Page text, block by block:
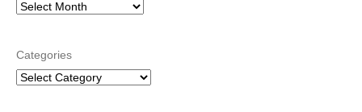
Categories